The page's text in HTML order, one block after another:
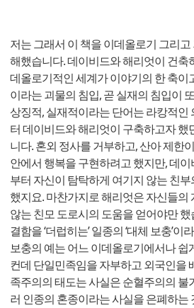
저는 그래서 이 책을 이데올로기 그리
해했습니다. 데이비드와 해리엇이 건축
데올로기적인 세계가 이야기의 한 축이
이라는 괴물의 침입, 곧 실재의 침입이
상징적, 실재적이라는 단어는 라캉적인
터 데이비드와 해리엇이 구축하고자
니다. 혼외 정사를 거부하고, 산아 제한
안에서 행복을 구현하려고 했지만, 데
부터 자신이 탐탁하게 여기지 않는 친
했지요. 마찬가지로 해리엇은 자신들의
않는 친모 도로시의 도움을 얻어야만
결함을 ‘더럽히는’ 일종의 ‘대체 보충’이
보충의 예는 어느 이데올로기에서나 쉽
컨데 단일민족임을 자부하고 외국인을
족주의의 태도는 사실은 순혈주의의
러 인종의 혼종이라는 사실을 은폐하는